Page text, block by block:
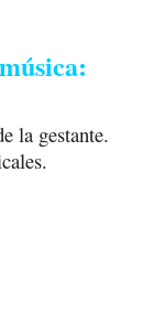
la gestante.